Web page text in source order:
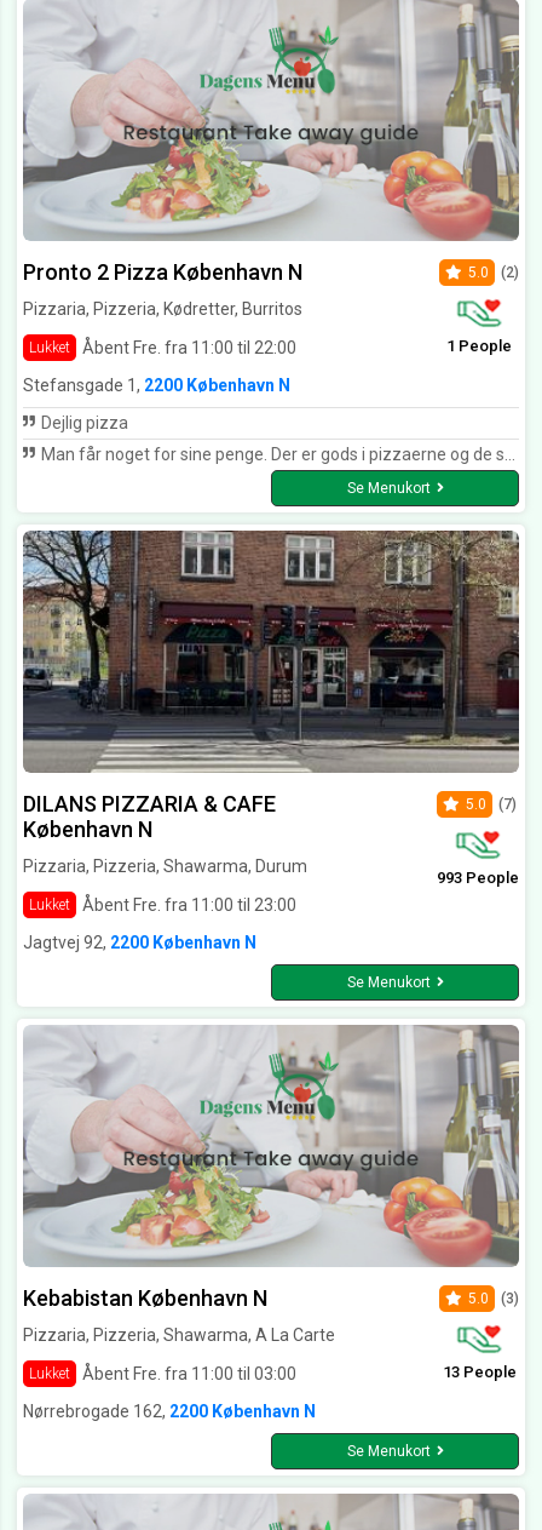
Pronto 2 Pizza København N
Pizzaria, Pizzeria, Kødretter, Burritos
Lukket Åbent Fre. fra 11:00 til 22:00
5.0 (2)
1 People
Stefansgade 1, 2200 København N
Dejlig pizza
Man får noget for sine penge. Der er gods i pizzaerne og de smager fantastisk!!!
Se Menukort
DILANS PIZZARIA & CAFE
København N
Pizzaria, Pizzeria, Shawarma, Durum
Lukket Åbent Fre. fra 11:00 til 23:00
5.0 (7)
993 People
Jagtvej 92, 2200 København N
Se Menukort
Kebabistan København N
Pizzaria, Pizzeria, Shawarma, A La Carte
Lukket Åbent Fre. fra 11:00 til 03:00
5.0 (3)
13 People
Nørrebrogade 162, 2200 København N
Se Menukort